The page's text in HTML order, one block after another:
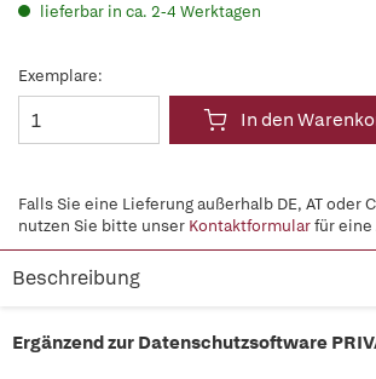
lieferbar in ca. 2-4 Werktagen
Exemplare:
In den
Falls Sie eine Lieferung außerhalb DE, AT oder
nutzen Sie bitte unser Kontaktformularfür eine
Beschreibung
Ergänzend zur Datenschutzsoftware